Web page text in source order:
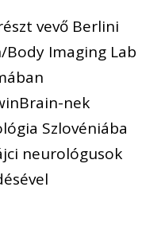
vevő Berlini
Body Imaging Lab
nek
Szlovéniába
neurológusok